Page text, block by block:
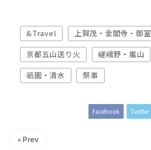
&Travel 上賀茂・金閣寺・御室
京都五山送り火 嵯峨野・嵐山
祇園・清水 祭事
Facebook Twitter
« Prev